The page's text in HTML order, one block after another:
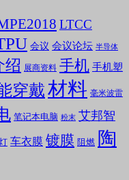
LTCC
会议 会议论坛 半导体
绍 展商资料 手机 手机塑
穿戴材料 毫米波雷
笔记本电脑 粉末 艾邦智
车衣膜 镀膜 阻燃 陶